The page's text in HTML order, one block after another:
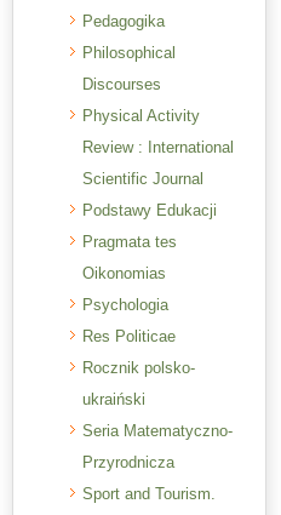
Pedagogika
Philosophical
Discourses
Physical Activity
Review : International
Scientific Journal
Podstawy Edukacji
Pragmata tes
Oikonomias
Psychologia
Res Politicae
Rocznik polsko-
ukraiński
Seria Matematyczno-
Przyrodnicza
Sport and Tourism.